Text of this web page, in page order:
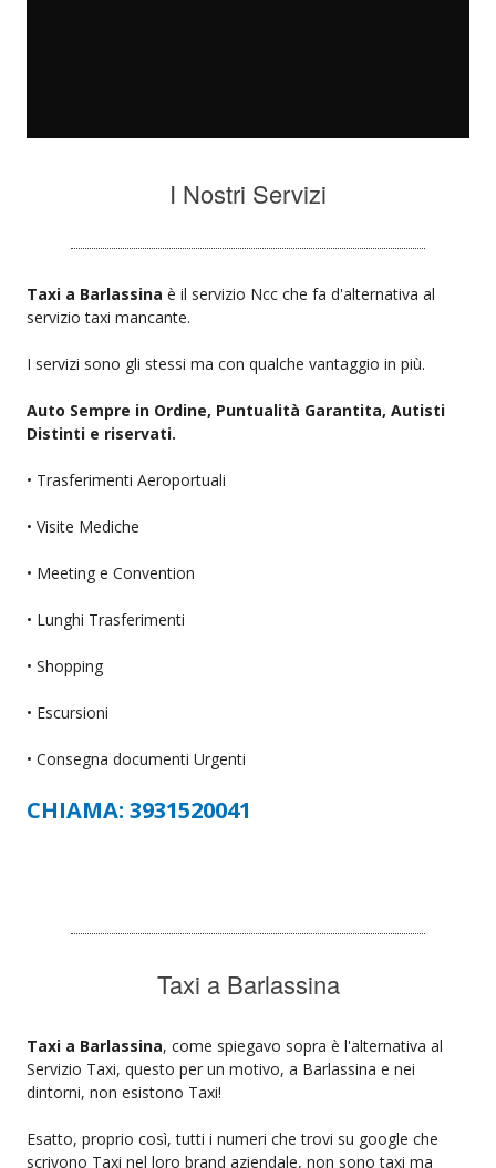
I Nostri Servizi
Taxi a Barlassina è il servizio Ncc che fa d'alternativa al
servizio taxi mancante.
I servizi sono gli stessi ma con qualche vantaggio in più.
Auto Sempre in Ordine, Puntualità Garantita, Autisti
Distinti e riservati.
• Trasferimenti Aeroportuali
• Visite Mediche
• Meeting e Convention
• Lunghi Trasferimenti
• Shopping
• Escursioni
• Consegna documenti Urgenti
CHIAMA: 3931520041
Taxi a Barlassina
Taxi a Barlassina, come spiegavo sopra è l'alternativa al
Servizio Taxi, questo per un motivo, a Barlassina e nei
dintorni, non esistono Taxi!
Esatto, proprio così, tutti i numeri che trovi su google che
scrivono Taxi nel loro brand aziendale, non sono taxi ma